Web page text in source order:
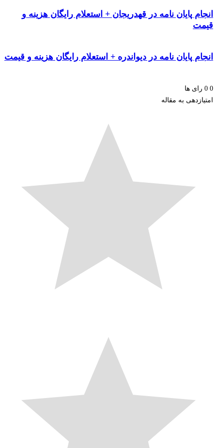
پایان نامه در قهدریجان + استعلام رایگان هزینه و
پایان نامه در دیواندره + استعلام رایگان هزینه و قیمت
ها
به مقاله